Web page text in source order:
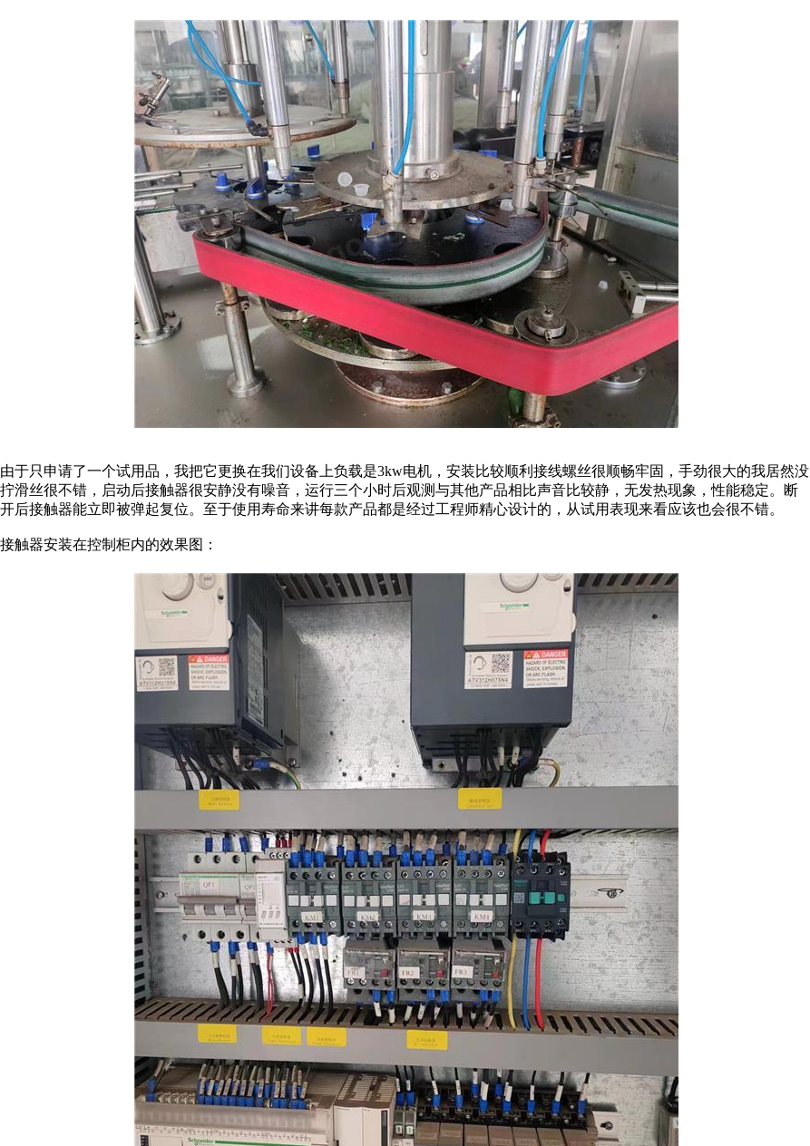
由于只申请了一个试用品，我把它更换在我们设备上负载是3kw电机，安装比较顺利接线螺丝很顺畅牢固，手劲很大的我居然没
拧滑丝很不错，启动后接触器很安静没有噪音，运行三个小时后观测与其他产品相比声音比较静，无发热现象，性能稳定。断
开后接触器能立即被弹起复位。至于使用寿命来讲每款产品都是经过工程师精心设计的，从试用表现来看应该也会很不错。
接触器安装在控制柜内的效果图：